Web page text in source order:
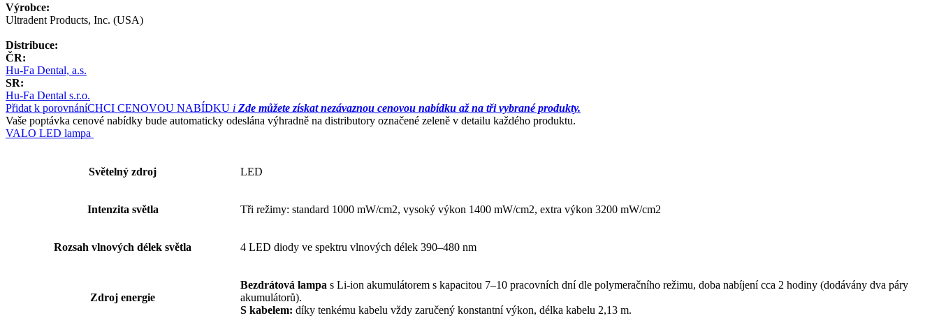
Výrobce:
Ultradent Products, Inc. (USA)
Distribuce:
ČR:
Hu-Fa Dental, a.s.
SR:
Hu-Fa Dental s.r.o.
Přidat k porovnáníCHCI CENOVOU NABÍDKU i Zde můžete získat nezávaznou cenovou nabídku až na tři vybrané produkty.
Vaše poptávka cenové nabídky bude automaticky odeslána výhradně na distributory označené zeleně v detailu každého produktu.
VALO LED lampa
Světelný zdroj LED
Intenzita světla Tři režimy: standard 1000 mW/cm2, vysoký výkon 1400 mW/cm2, extra výkon 3200 mW/cm2
Rozsah vlnových délek světla 4 LED diody ve spektru vlnových délek 390–480 nm
Zdroj energie
Bezdrátová lampa s Li-ion akumulátorem s kapacitou 7–10 pracovních dní dle polymeračního režimu, doba nabíjení cca 2 hodiny (dodávány dva páry
akumulátorů).
S kabelem: díky tenkému kabelu vždy zaručený konstantní výkon, délka kabelu 2,13 m.